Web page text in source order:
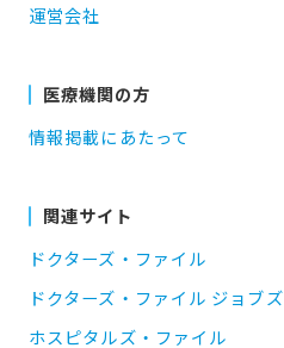
運営会社
医療機関の方
情報掲載にあたって
関連サイト
ドクターズ・ファイル
ドクターズ・ファイル ジョブズ
ホスピタルズ・ファイル